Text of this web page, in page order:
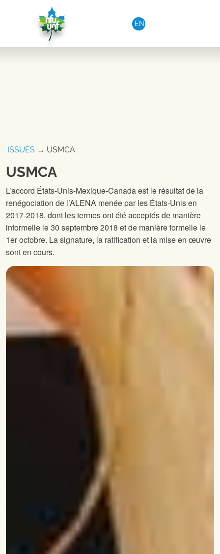
Aller au contenu
EN
ISSUES → USMCA
USMCA
L’accord États-Unis-Mexique-Canada est le résultat de la
renégociation de l’ALENA menée par les États-Unis en
2017-2018, dont les termes ont été acceptés de manière
informelle le 30 septembre 2018 et de manière formelle le
1er octobre. La signature, la ratification et la mise en œuvre
sont en cours.